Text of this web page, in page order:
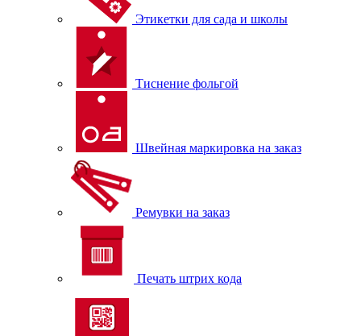
Этикетки для сада и школы
Тиснение фольгой
Швейная маркировка на заказ
Ремувки на заказ
Печать штрих кода